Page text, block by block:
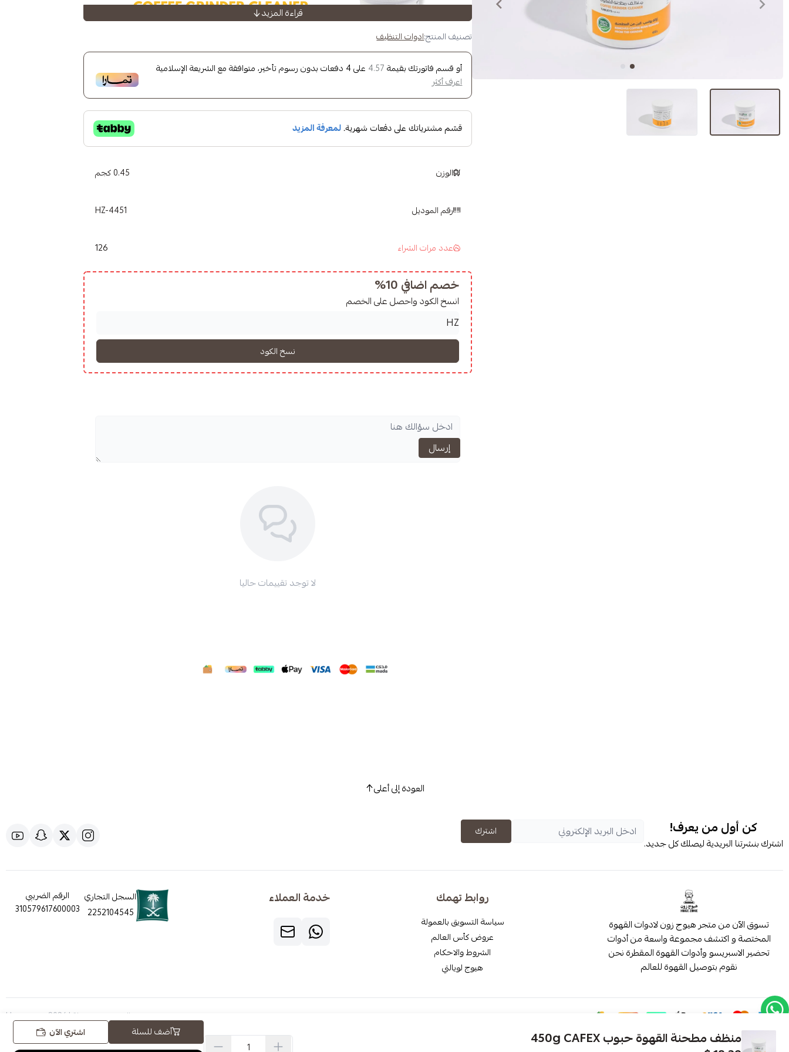
قراءة المزيد
تصنيف المنتج:ادوات التنظيف
أو قسم فاتورتك بقيمة 4.57 على4 دفعات بدون رسوم تأخير، متوافقة مع الشريعة الإسلامية
اعرف أكثر
الوزن 0.45 كجم
رقم الموديل HZ-4451
عدد مرات الشراء 126
خصم اضافي 10%
انسخ الكود واحصل على الخصم
منظف مطحنة القهوة حبوب 450g CAFEX أضف للسلة اشتري الآن
إرسال
لا توجد تقييمات حاليا
العودة إلى أعلى
كن أول من يعرف!
اشترك بنشرتنا البريدية ليصلك كل جديد.
اشترك
تسوق الآن من متجر هيوج زون لادوات القهوة
المختصة و اكتشف مجموعة واسعة من أدوات
تحضير الاسبريسو وأدوات القهوة المقطرة نحن
نقوم بتوصيل القهوة للعالم
روابط تهمك
سياسة التسويق بالعمولة
عروض كأس العالم
الشروط والاحكام
هيوج لويالتي
خدمة العملاء
السجل التجاري
2252104545
الرقم الضريبي
310579617600003
الحقوق محفوظة | 2026 Hugezone